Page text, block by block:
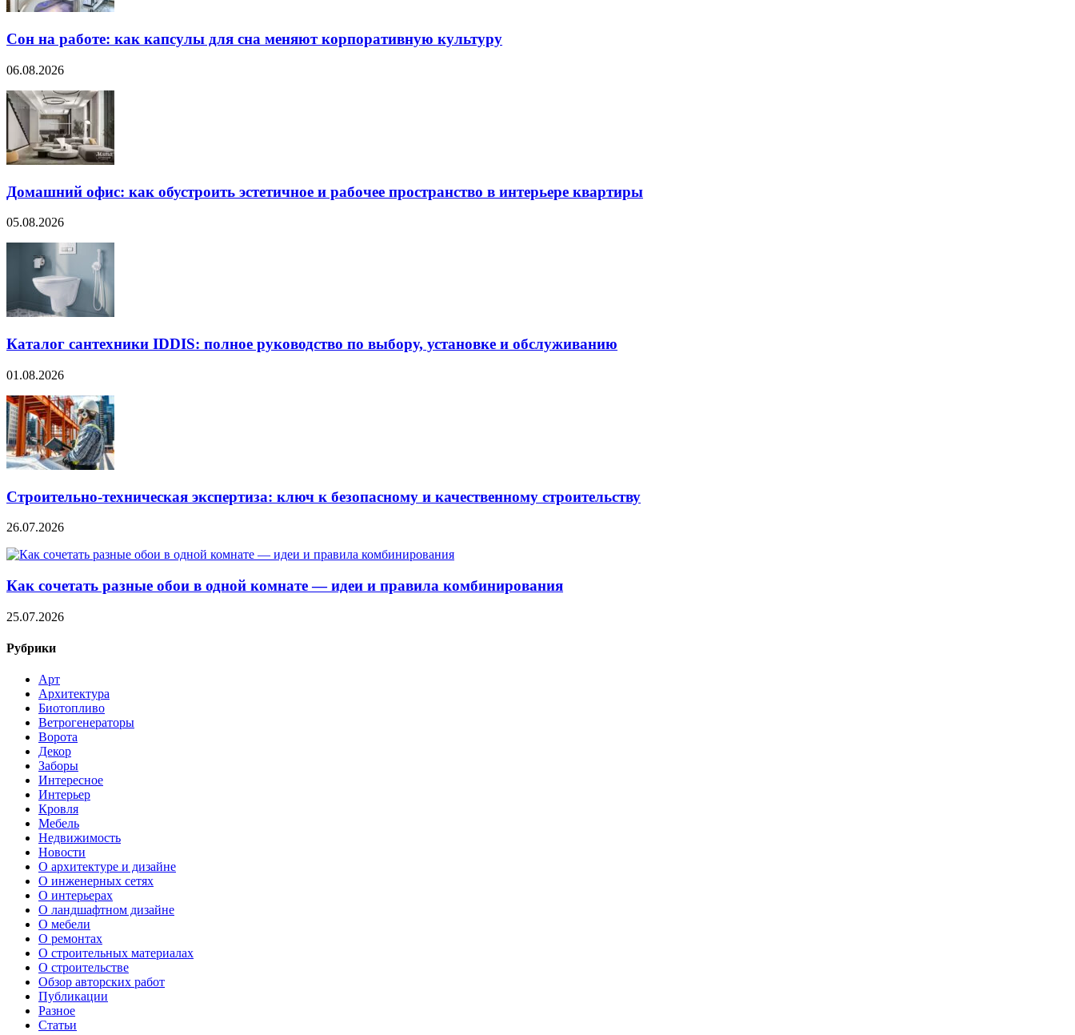
Сон на работе: как капсулы для сна меняют корпоративную культуру
06.08.2026
Домашний офис: как обустроить эстетичное и рабочее пространство в интерьере квартиры
05.08.2026
Каталог сантехники IDDIS: полное руководство по выбору, установке и обслуживанию
01.08.2026
Строительно‑техническая экспертиза: ключ к безопасному и качественному строительству
26.07.2026
Как сочетать разные обои в одной комнате — идеи и правила комбинирования
25.07.2026
Рубрики
Арт
Архитектура
Биотопливо
Ветрогенераторы
Ворота
Декор
Заборы
Интересное
Интерьер
Кровля
Мебель
Недвижимость
Новости
О архитектуре и дизайне
О инженерных сетях
О интерьерах
О ландшафтном дизайне
О мебели
О ремонтах
О строительных материалах
О строительстве
Обзор авторских работ
Публикации
Разное
Статьи